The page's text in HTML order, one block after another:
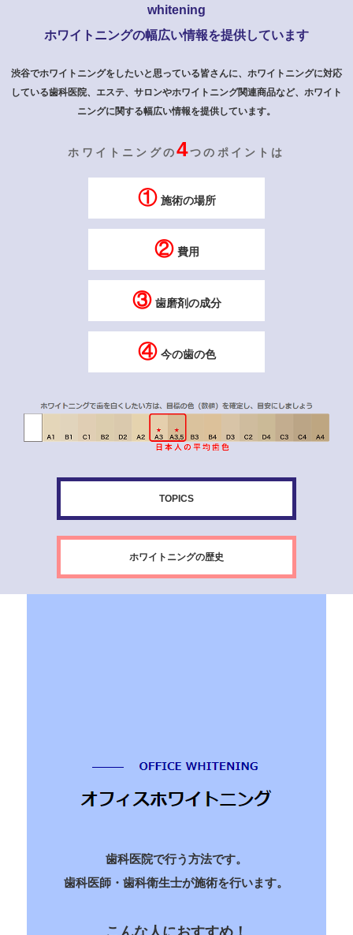
whitening
ホワイトニングの幅広い情報を提供しています
渋谷でホワイトニングをしたいと思っている皆さんに、ホワイトニングに対応
している歯科医院、エステ、サロンやホワイトニング関連商品など、ホワイト
ニングに関する幅広い情報を提供しています。
ホワイトニングの4つのポイントは
① 施術の場所
② 費用
③ 歯磨剤の成分
④ 今の歯の色
TOPICS
ホワイトニングの歴史
歯科医院で行う方法です。
歯科医師・歯科衛生士が施術を行います。
こんな人におすすめ！